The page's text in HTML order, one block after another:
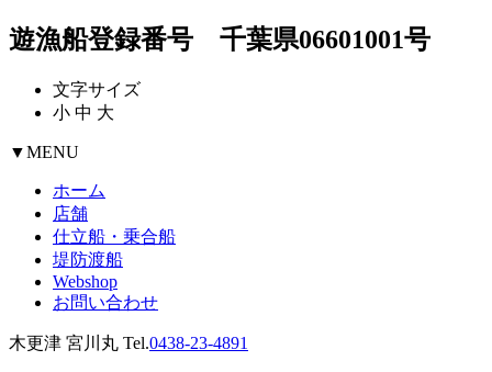
遊漁船登録番号 千葉県06601001号
文字サイズ
小 中 大
▼MENU
ホーム
店舗
仕立船・乗合船
堤防渡船
Webshop
お問い合わせ
木更津 宮川丸 Tel.0438-23-4891